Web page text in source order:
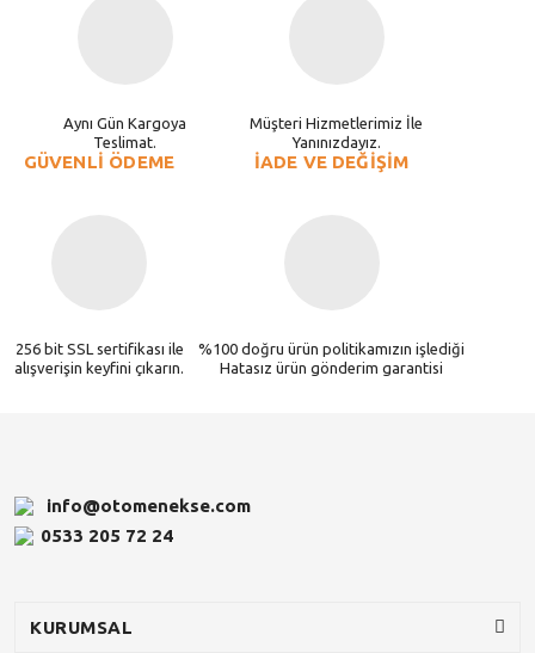
Aynı Gün Kargoya
Teslimat.
Müşteri Hizmetlerimiz İle
Yanınızdayız.
GÜVENLİ ÖDEME
256 bit SSL sertifikası ile
alışverişin keyfini çıkarın.
İADE VE DEĞİŞİM
%100 doğru ürün politikamızın işlediği
Hatasız ürün gönderim garantisi
info@otomenekse.com
0533 205 72 24
KURUMSAL